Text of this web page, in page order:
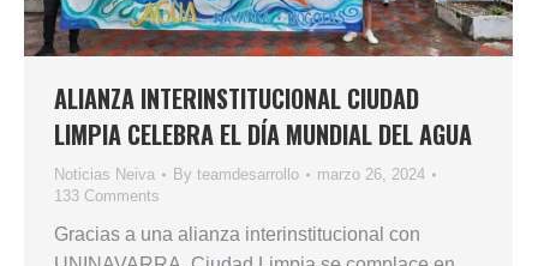
ALIANZA INTERINSTITUCIONAL CIUDAD
LIMPIA CELEBRA EL DÍA MUNDIAL DEL AGUA
Noticias Neiva By teamdesarrollo
marzo 26, 2024
133 Comments
Gracias a una alianza interinstitucional con